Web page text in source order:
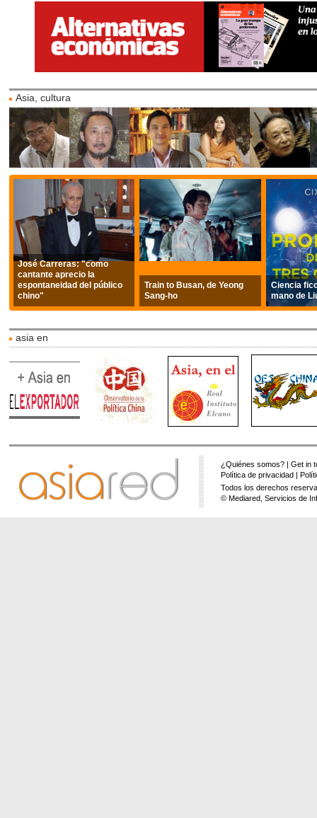
Asia, cultura
José Carreras: "como
cantante aprecio la
espontaneidad del público
chino"
Train to Busan, de Yeong
Sang-ho
Ciencia
mano de
asia en
¿Quiénes somos? |Get in
Política de privacidad
Todos los derechos
© Mediared, Servicios de